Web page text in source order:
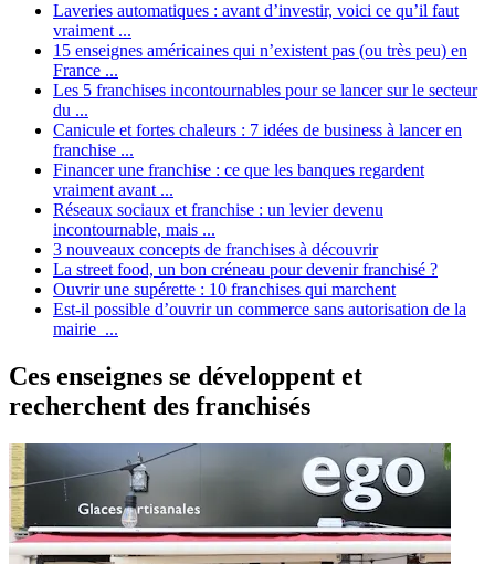
Laveries automatiques : avant d’investir, voici ce qu’il faut
vraiment ...
15 enseignes américaines qui n’existent pas (ou très peu) en
France ...
Les 5 franchises incontournables pour se lancer sur le secteur
du ...
Canicule et fortes chaleurs : 7 idées de business à lancer en
franchise ...
Financer une franchise : ce que les banques regardent
vraiment avant ...
Réseaux sociaux et franchise : un levier devenu
incontournable, mais ...
3 nouveaux concepts de franchises à découvrir
La street food, un bon créneau pour devenir franchisé ?
Ouvrir une supérette : 10 franchises qui marchent
Est-il possible d’ouvrir un commerce sans autorisation de la
mairie ...
Ces enseignes se développent et
recherchent des franchisés